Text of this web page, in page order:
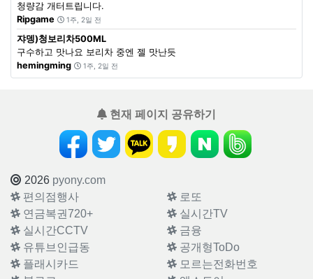
청량감 개터트립니다.
Ripgame
1주, 2일 전
쟈뎅)청보리차500ML
구수하고 맛나요 보리차 중엔 젤 맛난듯
hemingming
1주, 2일 전
현재 페이지 공유하기
2026 pyony.com
편의점행사
로또
연금복권720+
실시간TV
실시간CCTV
금융
유튜브인급동
공개형ToDo
플래시카드
모르는전화번호